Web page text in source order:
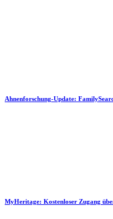
Ahnenforschung-Update:
MyHeritage: Kostenloser Zugang